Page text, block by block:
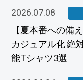
2026.07.08
【夏本番への備
カジュアル化 絶
能Tシャツ3選